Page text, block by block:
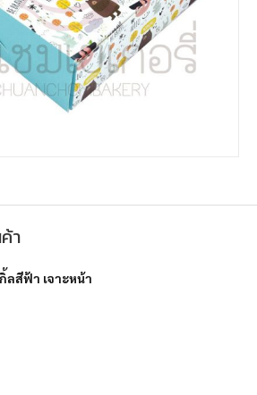
า
ลสีฟ้า เจาะหน้า